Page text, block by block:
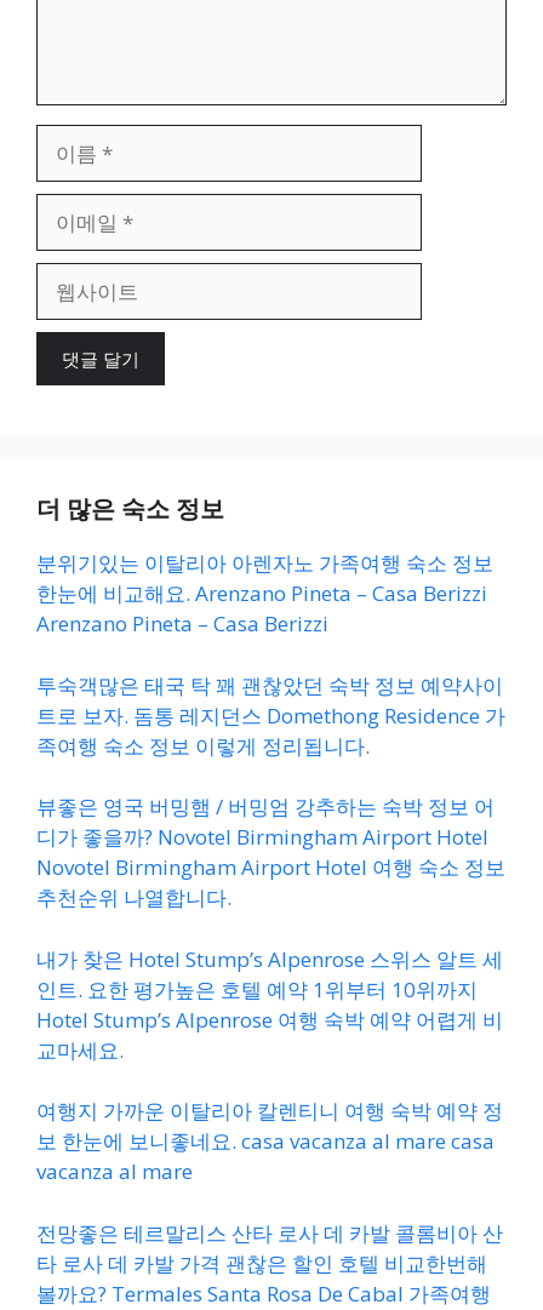
일
이
더 많은 숙소 정보
분위기있는 이탈리아 아렌자노 가족여행 숙소 정보
한눈에 비교해요. Arenzano Pineta – Casa Berizzi
Arenzano Pineta – Casa Berizzi
투숙객많은 태국 탁 꽤 괜찮았던 숙박 정보 예약사이
트로 보자. 돔통 레지던스 Domethong Residence 가
족여행 숙소 정보 이렇게 정리됩니다.
뷰좋은 영국 버밍햄 / 버밍엄 강추하는 숙박 정보 어
디가 좋을까? Novotel Birmingham Airport Hotel
Novotel Birmingham Airport Hotel 여행 숙소 정보
추천순위 나열합니다.
내가 찾은 Hotel Stump’s Alpenrose 스위스 알트 세
인트. 요한 평가높은 호텔 예약 1위부터 10위까지
Hotel Stump’s Alpenrose 여행 숙박 예약 어렵게 비
교마세요.
여행지 가까운 이탈리아 칼렌티니 여행 숙박 예약 정
보 한눈에 보니좋네요. casa vacanza al mare casa
vacanza al mare
전망좋은 테르말리스 산타 로사 데 카발 콜롬비아 산
타 로사 데 카발 가격 괜찮은 할인 호텔 비교한번해
볼까요? Termales Santa Rosa De Cabal 가족여행